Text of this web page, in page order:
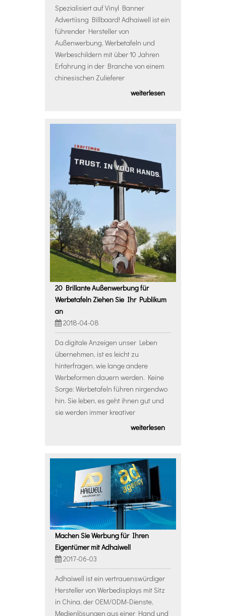
Spezialisiert auf Vinyl Banner
Advertiisng Billboard! Adhaiwell ist ein
führender Hersteller von
Außenwerbung, Werbetafeln und
Werbeschildern mit über 10 Jahren
Erfahrung in der Branche von einem
chinesischen Zulieferer
weiterlesen
20 Brillante Außenwerbung für
Werbetafeln Ziehen Sie Ihr Publikum
an
2018-04-08
Da digitale Anzeigen unser Leben
übernehmen, ist es leicht zu
hinterfragen, wie lange andere
Werbeformen dauern werden. Keine
Sorge: Werbetafeln führen nirgendwo
hin. Sie leben, es geht ihnen gut und
sie werden immer kreativer
weiterlesen
Machen Sie Werbung für Ihren
Eigentümer mit Adhaiwell
2017-06-03
Adhaiwell ist ein vertrauenswürdiger
Hersteller von Werbedisplays mit Sitz
in China, der OEM/ODM-Dienste,
Medienlösungen aus einer Hand und